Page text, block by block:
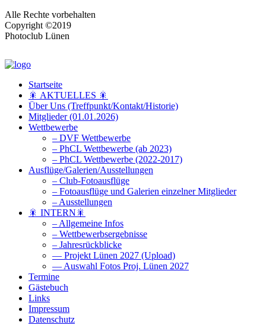
Alle Rechte vorbehalten
Copyright ©2019
Photoclub Lünen
Startseite
🎇 AKTUELLES 🎇
Über Uns (Treffpunkt/Kontakt/Historie)
Mitglieder (01.01.2026)
Wettbewerbe
– DVF Wettbewerbe
– PhCL Wettbewerbe (ab 2023)
– PhCL Wettbewerbe (2022-2017)
Ausflüge/Galerien/Ausstellungen
– Club-Fotoausflüge
– Fotoausflüge und Galerien einzelner Mitglieder
– Ausstellungen
🎇 INTERN🎇
– Allgemeine Infos
– Wettbewerbsergebnisse
– Jahresrückblicke
— Projekt Lünen 2027 (Upload)
— Auswahl Fotos Proj. Lünen 2027
Termine
Gästebuch
Links
Impressum
Datenschutz